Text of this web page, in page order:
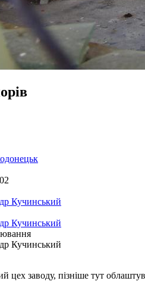
Кучинський
Кучинський
Кучинський
цех заводу, пізніше тут